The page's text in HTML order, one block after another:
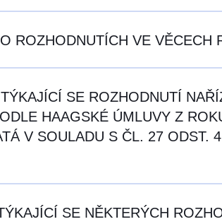
ROZHODNUTÍCH VE VĚCECH
SE ROZHODNUTÍ
HAAGSKÉ ÚMLUVY Z
V SOULADU S ČL. 27 ODST.
SE NĚKTERÝCH